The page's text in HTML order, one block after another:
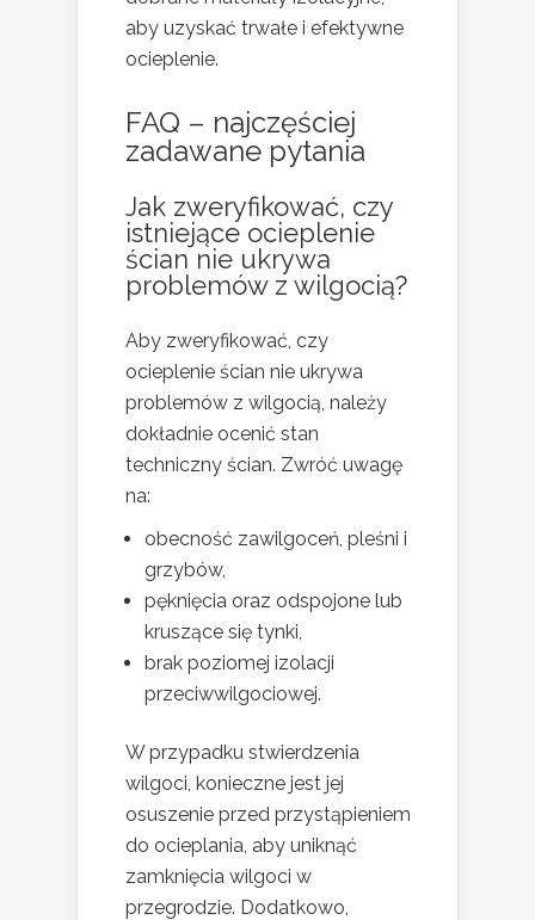
aby uzyskać trwałe i efektywne
ocieplenie.
FAQ – najczęściej
zadawane pytania
Jak zweryfikować, czy
istniejące ocieplenie
ścian nie ukrywa
problemów z wilgocią?
Aby zweryfikować, czy
ocieplenie ścian nie ukrywa
problemów z wilgocią, należy
dokładnie ocenić stan
techniczny ścian. Zwróć uwagę
na:
obecność zawilgoceń, pleśni i
grzybów,
pęknięcia oraz odspojone lub
kruszące się tynki,
brak poziomej izolacji
przeciwwilgociowej.
W przypadku stwierdzenia
wilgoci, konieczne jest jej
osuszenie przed przystąpieniem
do ocieplania, aby uniknąć
zamknięcia wilgoci w
przegrodzie. Dodatkowo,